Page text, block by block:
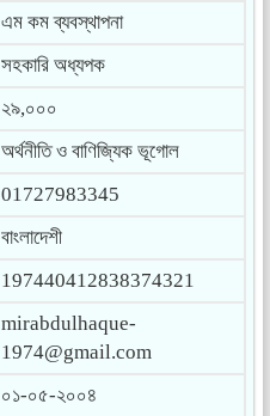
এম কম ব্যবস্থাপনা
সহকারি অধ্যপক
২৯,০০০
অর্থনীতি ও বাণিজ্যিক ভূগোল
01727983345
বাংলাদেশী
197440412838374321
mirabdulhaque-
1974@gmail.com
০১-০৫-২০০৪